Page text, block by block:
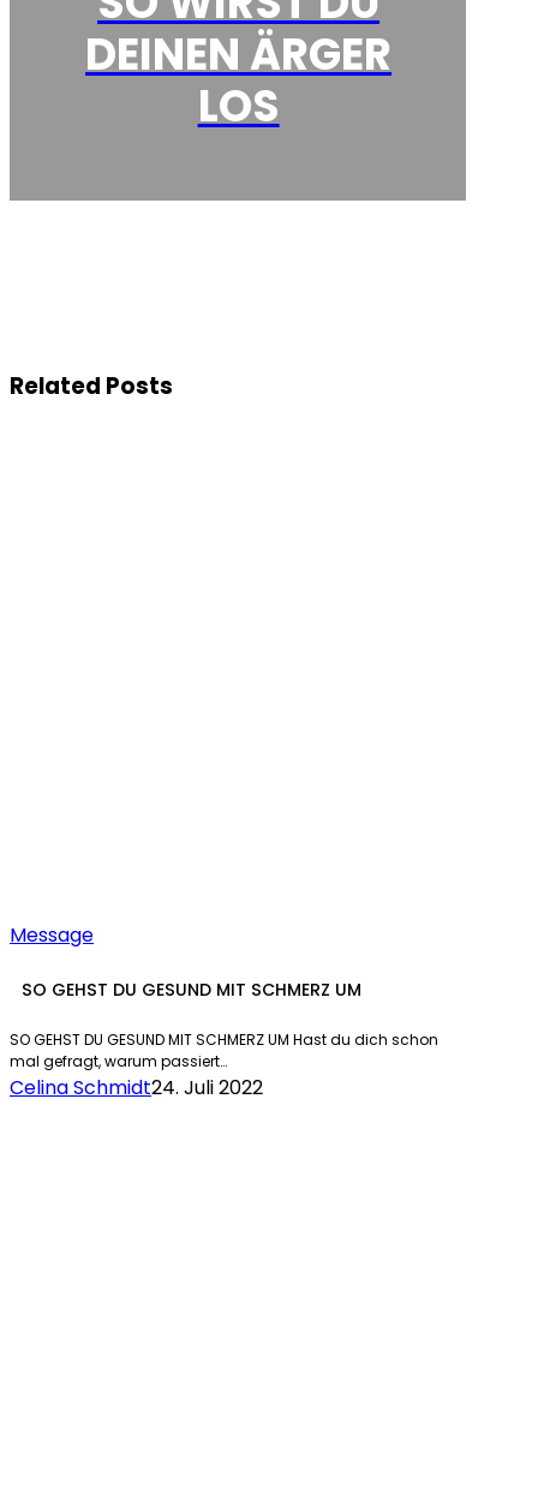
DEINEN ÄRGER
LOS
Related Posts
Message
SO GEHST DU GESUND MIT SCHMERZ UM
SO GEHST DU GESUND MIT SCHMERZ UM Hast du dich schon
mal gefragt, warum passiert…
Celina Schmidt24. Juli 2022